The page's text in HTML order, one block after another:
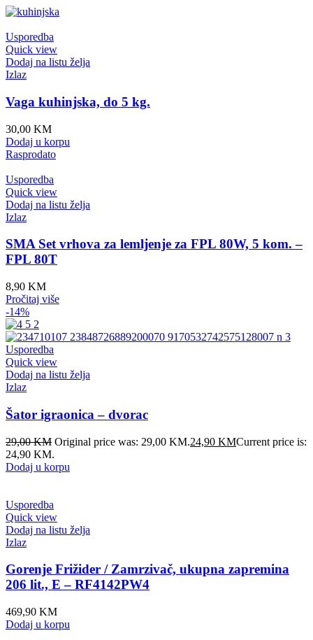
Usporedba
Quick view
Dodaj na listu želja
Izlaz
Vaga kuhinjska, do 5 kg.
30,00 KM
Dodaj u korpu
Rasprodato
Usporedba
Quick view
Dodaj na listu želja
Izlaz
SMA Set vrhova za lemljenje za FPL 80W, 5 kom. –
FPL 80T
8,90 KM
Pročitaj više
-14%
Usporedba
Quick view
Dodaj na listu želja
Izlaz
Šator igraonica – dvorac
29,00KM Original price was: 29,00 KM.24,90 KMCurrent price is:
24,90 KM.
Dodaj u korpu
Usporedba
Quick view
Dodaj na listu želja
Izlaz
Gorenje Frižider / Zamrzivač, ukupna zapremina
206 lit., E – RF4142PW4
469,90 KM
Dodaj u korpu